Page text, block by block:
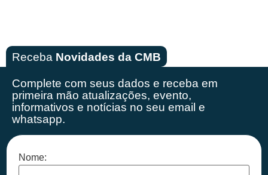
Receba Novidades da CMB
Complete com seus dados e receba em
primeira mão atualizações, evento,
informativos e notícias no seu email e
whatsapp.
Nome: